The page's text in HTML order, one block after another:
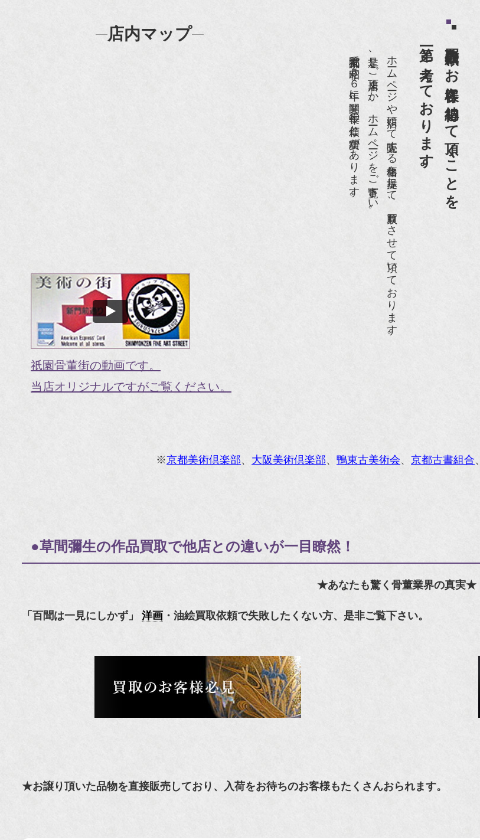
店内マップ
祇園骨董街の動画です。
当店オリジナルですがご覧ください。
買取依頼のお客様に納得して頂くことを
第一と考えております。
ホームページや店頭にて販売する価格を提示して、買取りさせて頂いております。
是非、ご来店頂くか、ホームページをご覧下さい。
京都祇園で昭和５６年に開業、長年の信頼と実績があります。
※京都美術倶楽部、 大阪美術倶楽部、 鴨東古美術会、 京都古書組合、
●草間彌生の作品買取で他店との違いが一目瞭然！
★あなたも驚く骨董業界の真実★
「百聞は一見にしかず」 洋画 ・油絵買取依頼で失敗したくない方、是非ご覧下さい。
★お譲り頂いた品物を直接販売しており、入荷をお待ちのお客様もたくさんおられます。